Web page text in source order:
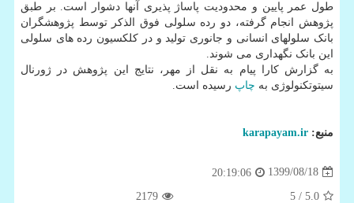
طول عمر پایین و محدودیت پاساژ پذیری آنها دشوار است. بر طبق
پژوهش انجام گرفته، دو رده سلولی فوق الذکر توسط پژوهشگران
بانک سلولهای انسانی و جانوری تولید و در کلکسیون رده های سلولی
این بانک نگهداری می شوند.
به گزارش کارا پیام به نقل از مهر، نتایج این پژوهش در ژورنال
سیتوتکنولوژی به چاپ رسیده است.
منبع: karapayam.ir
1399/08/18
20:19:06
5.0
/ 5
2179